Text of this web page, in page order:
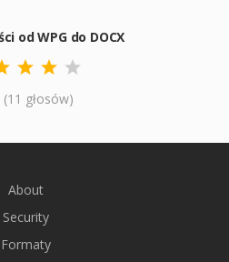
od WPG do DOCX
(11 głosów)
About
Security
Formaty